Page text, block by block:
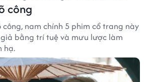
công
nam chính 5 phim cổ trang này
bằng trí tuệ và mưu lược làm
hạ.